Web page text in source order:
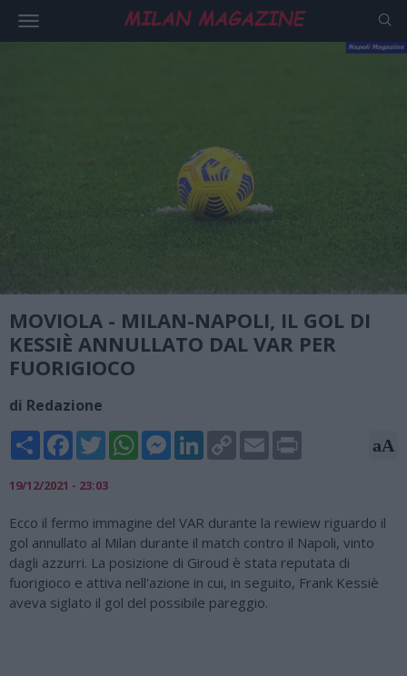
MOVIOLA - MILAN-NAPOLI, IL GOL DI
KESSIÈ ANNULLATO DAL VAR PER
FUORIGIOCO
di Redazione
Share FacebookTwitterWhatsAppMessengerLinkedInCopy
Link
Email aA
19/12/2021 - 23:03
Ecco il fermo immagine del VAR durante la rewiew riguardo il
gol annullato al Milan durante il match contro il Napoli, vinto
dagli azzurri. La posizione di Giroud è stata reputata di
fuorigioco e attiva nell'azione in cui, in seguito, Frank Kessiè
aveva siglato il gol del possibile pareggio.